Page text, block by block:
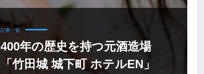
記事一覧
400年の歴史を持つ元酒造場
「竹田城 城下町 ホテルEN」